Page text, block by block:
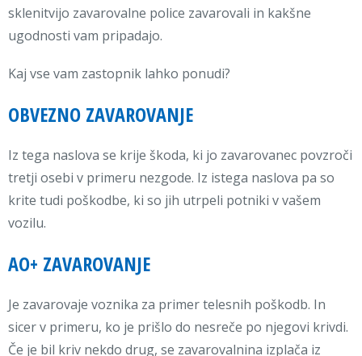
sklenitvijo zavarovalne police zavarovali in kakšne
ugodnosti vam pripadajo.
Kaj vse vam zastopnik lahko ponudi?
OBVEZNO ZAVAROVANJE
Iz tega naslova se krije škoda, ki jo zavarovanec povzroči
tretji osebi v primeru nezgode. Iz istega naslova pa so
krite tudi poškodbe, ki so jih utrpeli potniki v vašem
vozilu.
AO+ ZAVAROVANJE
Je zavarovaje voznika za primer telesnih poškodb. In
sicer v primeru, ko je prišlo do nesreče po njegovi krivdi.
Če je bil kriv nekdo drug, se zavarovalnina izplača iz